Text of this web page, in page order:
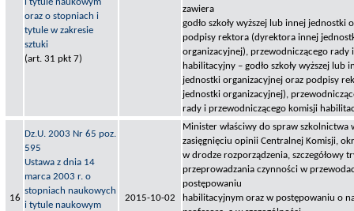
oraz o stopniach i
tytule w zakresie
sztuki
(art. 31 pkt 7)
zawiera
godło szkoły wyższej lub innej jednostki
podpisy rektora (dyrektora innej
organizacyjnej), przewodniczącego
habilitacyjny – godło szkoły wyższej lub
jednostki organizacyjnej oraz podpisy
jednostki organizacyjnej),
rady i przewodniczącego komisji
16
Dz.U. 2003 Nr 65 poz.
595
Ustawa z dnia 14
marca 2003 r. o
stopniach naukowych
i tytule naukowym
2015-10-02
Minister właściwy do spraw szkolnictwa
zasięgnięciu opinii Centralnej Komisji,
w drodze rozporządzenia, szczegółowy
przeprowadzania czynności w
postępowaniu
habilitacyjnym oraz w postępowaniu o